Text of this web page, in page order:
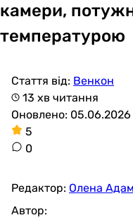
камери,
температурою
Стаття від: Венкон
13 хв читання
Оновлено: 05.06.2026
5
0
Редактор: Олена
Автор: